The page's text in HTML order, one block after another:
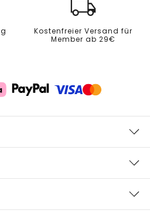
Kostenfreier Versand für
Member ab 29€